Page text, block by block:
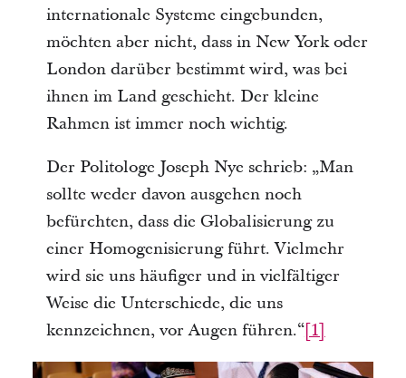
internationale Systeme eingebunden,
möchten aber nicht, dass in New York oder
London darüber bestimmt wird, was bei
ihnen im Land geschieht. Der kleine
Rahmen ist immer noch wichtig.
Der Politologe Joseph Nye schrieb: „Man
sollte weder davon ausgehen noch
befürchten, dass die Globalisierung zu
einer Homogenisierung führt. Vielmehr
wird sie uns häufiger und in vielfältiger
Weise die Unterschiede, die uns
kennzeichnen, vor Augen führen.“[1]